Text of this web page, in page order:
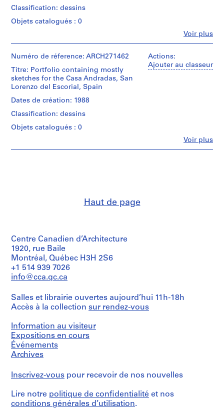
AP164.S1
P
o
j
e
t
:
P
o
l
i
e
y
p
i
s
c
n
a
u
b
i
e
r
t
a
d
Voir plus
Classification: dessins
Objets catalogués : 0
institutions:
&
Herreros
(archive
creator)
Quantité
/
1
3
black
ink
and
graphite
on
paper
sheets:
43,5
×
84,6
cm
Localisation:
Lorenzo
del
Actions:
Ajouter au classeur
Voir plus
Numéro de réference: ARCH271462
Titre: Portfolio containing mostly
sketches for the Casa Andradas, San
Lorenzo del Escorial, Spain
Dates de création: 1988
Classification: dessins
Objets catalogués : 0
(archive
creator)
Quantité
/
Type
1
File
Collation:
4
graphite
on
translucent
2
1
graphite
Haut de page
Centre Canadien d’Architecture
1920, rue Baile
Montréal, Québec H3H 2S6
+1 514 939 7026
info@cca.qc.ca
Salles et librairie ouvertes aujourd’hui 11h-18h
Accès à la collection sur rendez-vous
Information au visiteur
Expositions en cours
Événements
Archives
Inscrivez-vous pour recevoir de nos nouvelles
Lire notre politique de confidentialité et nos
conditions générales d’utilisation.